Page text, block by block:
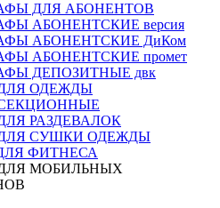
ДЛЯ АБОНЕНТОВ
АБОНЕНТСКИЕ версия
АБОНЕНТСКИЕ ДиКом
АБОНЕНТСКИЕ промет
ДЕПОЗИТНЫЕ двк
ОДЕЖДЫ
РАЗДЕВАЛОК
СУШКИ ОДЕЖДЫ
ФИТНЕСА
МОБИЛЬНЫХ